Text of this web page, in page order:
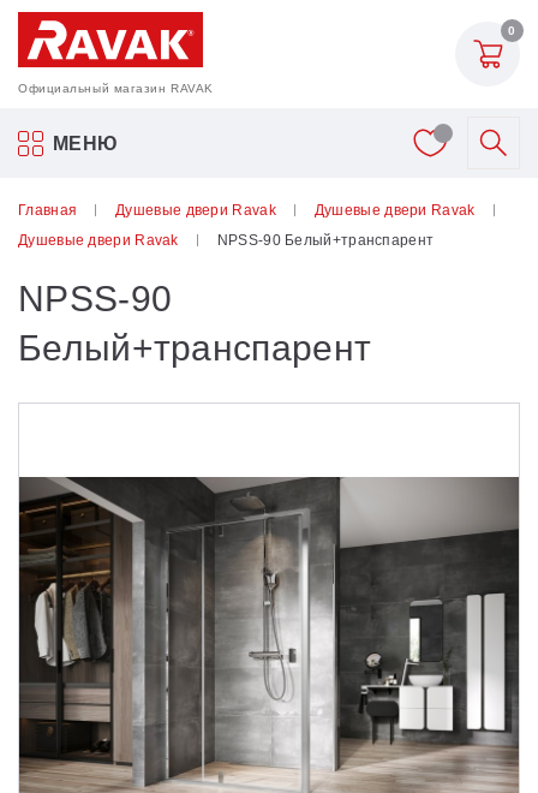
Официальный магазин RAVAK
0
МЕНЮ
Акриловые ванны Ravak
Душевые двери
Душевые уголки
Поддоны для душа
Сиденья OVO для душевых уголков
Полотенцесушители
Главная Душевые двери Ravak
Душевые двери Ravak
Душевые двери Ravak
NPSS-90 Белый+транспарент
NPSS-90
Белый+транспарент